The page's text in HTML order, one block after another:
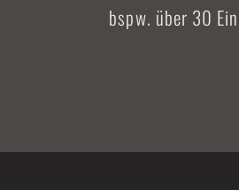
bspw. über 30